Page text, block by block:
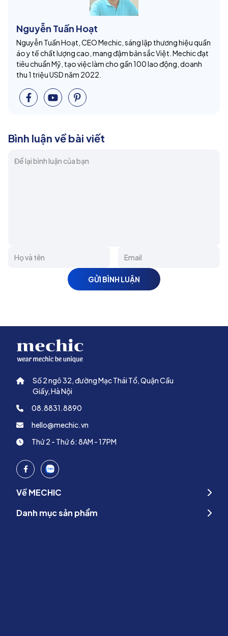
Nguyễn Tuấn Hoạt
Nguyễn Tuấn Hoạt, CEO Mechic, sáng lập thương hiệu quần
áo y tế chất lượng cao, mang đậm bản sắc Việt. Mechic đạt
tiêu chuẩn Mỹ, tạo việc làm cho gần 100 lao động, doanh
thu 1 triệu USD năm 2022.
Bình luận về bài viết
GỬI BÌNH LUẬN
Số 2 ngõ 32, đường Mạc Thái Tổ, Quận Cầu
Giấy, Hà Nội
08.8831.8890
hello@mechic.vn
Thứ 2 - Thứ 6: 8AM - 17PM
Về MECHIC
Danh mục sản phẩm